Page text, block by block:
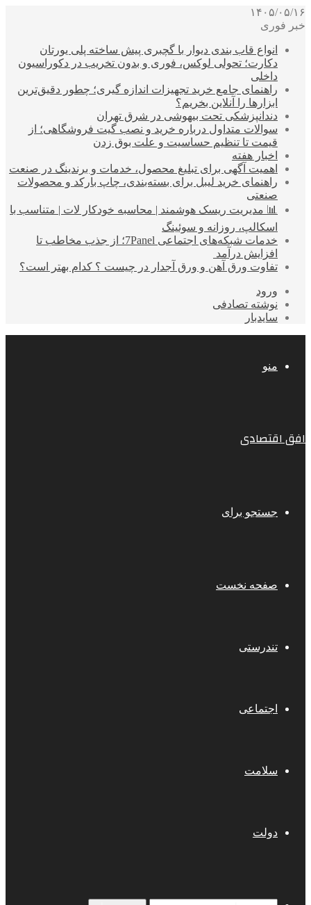
۱۴۰۵/۰۵/۱۶
خبر فوری
انواع قاب بندی دیوار با گچبری پیش ساخته پلی یورتان
دکارت؛ تحولی لوکس، فوری و بدون تخریب در دکوراسیون
داخلی
راهنمای جامع خرید تجهیزات اندازه گیری؛ چطور دقیق‌ترین
ابزارها را آنلاین بخریم؟
دندانپزشکی تحت بیهوشی در شرق تهران
سوالات متداول درباره خرید و نصب گیت فروشگاهی؛ از
قیمت تا تنظیم حساسیت و علت بوق زدن
اخبار هفته
اهمیت آگهی برای تبلیغ محصول، خدمات و برندینگ در صنعت
راهنمای خرید لیبل برای بسته‌بندی، چاپ بارکد و محصولات
صنعتی
📊 مدیریت ریسک هوشمند | محاسبه خودکار لات | متناسب با
اسکالپ، روزانه و سوئینگ
خدمات شبکه‌های اجتماعی 7Panel؛ از جذب مخاطب تا
افزایش درآمد
تفاوت ورق آهن و ورق آجدار در چیست ؟ کدام بهتر است؟
ورود
نوشته تصادفی
سایدبار
منو
افق اقتصادی
جستجو برای
صفحه نخست
تندرستی
اجتماعی
سلامت
دولت